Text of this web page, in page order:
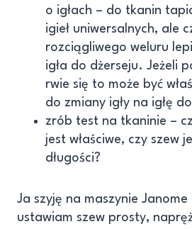
o igłach – do tkanin
igieł uniwersalnych, ale
rozciągliwego weluru
igła do dżerseju. Jeżeli
rwie się to może być
do zmiany igły na igłę
zrób test na tkaninie –
jest właściwe, czy szew
długości?
Ja szyję na maszynie Janome
ustawiam szew prosty,